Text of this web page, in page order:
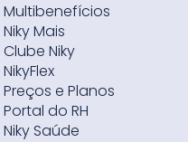
Multibenefícios
Niky Mais
Clube Niky
NikyFlex
Preços e Planos
Portal do RH
Niky Saúde